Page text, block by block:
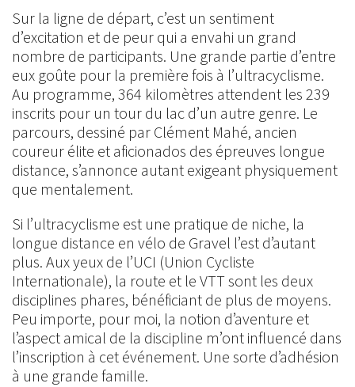
Sur la ligne de départ, c’est un sentiment
d’excitation et de peur qui a envahi un grand
nombre de participants. Une grande partie d’entre
eux goûte pour la première fois à l’ultracyclisme.
Au programme, 364 kilomètres attendent les 239
inscrits pour un tour du lac d’un autre genre. Le
parcours, dessiné par Clément Mahé, ancien
coureur élite et aficionados des épreuves longue
distance, s’annonce autant exigeant physiquement
que mentalement.
Si l’ultracyclisme est une pratique de niche, la
longue distance en vélo de Gravel l’est d’autant
plus. Aux yeux de l’UCI (Union Cycliste
Internationale), la route et le VTT sont les deux
disciplines phares, bénéficiant de plus de moyens.
Peu importe, pour moi, la notion d’aventure et
l’aspect amical de la discipline m’ont influencé dans
l’inscription à cet événement. Une sorte d’adhésion
à une grande famille.